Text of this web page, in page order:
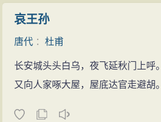
哀王孙
唐代 ：杜甫
长安城头头白乌，夜飞延秋门上呼。
又向人家啄大屋，屋底达官走避胡。